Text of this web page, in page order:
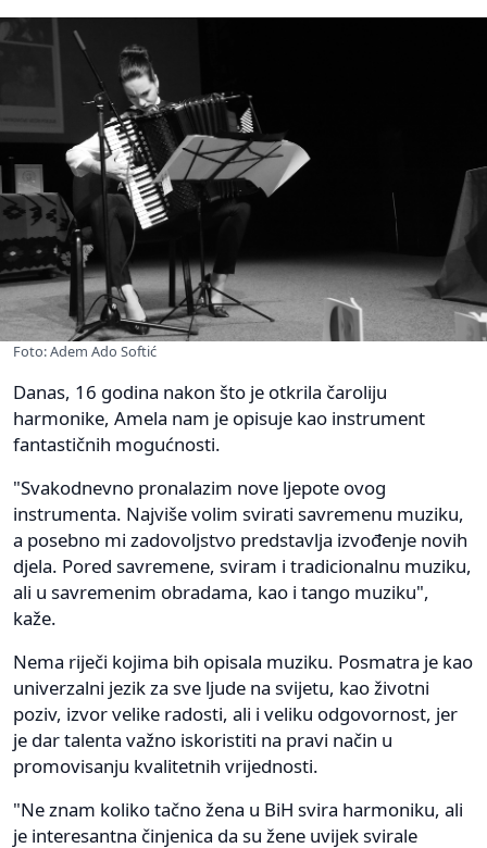
Foto: Adem Ado Softić
Danas, 16 godina nakon što je otkrila čaroliju
harmonike, Amela nam je opisuje kao instrument
fantastičnih mogućnosti.
"Svakodnevno pronalazim nove ljepote ovog
instrumenta. Najviše volim svirati savremenu muziku,
a posebno mi zadovoljstvo predstavlja izvođenje novih
djela. Pored savremene, sviram i tradicionalnu muziku,
ali u savremenim obradama, kao i tango muziku",
kaže.
Nema riječi kojima bih opisala muziku. Posmatra je kao
univerzalni jezik za sve ljude na svijetu, kao životni
poziv, izvor velike radosti, ali i veliku odgovornost, jer
je dar talenta važno iskoristiti na pravi način u
promovisanju kvalitetnih vrijednosti.
"Ne znam koliko tačno žena u BiH svira harmoniku, ali
je interesantna činjenica da su žene uvijek svirale